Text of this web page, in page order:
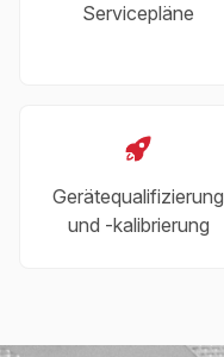
Servicepläne
Gerätequalifizierung
und -kalibrierung